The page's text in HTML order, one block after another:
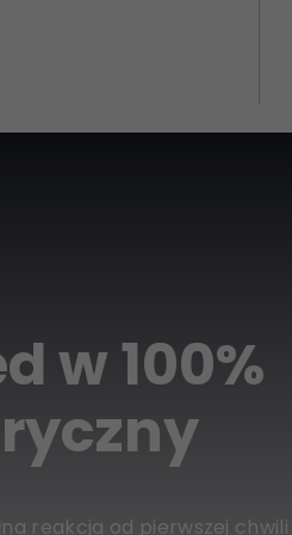
w 100%
reakcja od pierwszej chwili